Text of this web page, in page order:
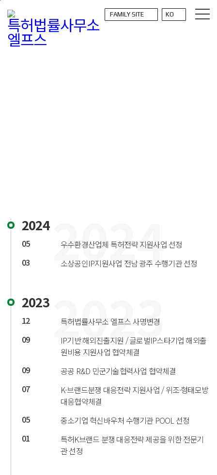
2024
2024
05
우수환경산업체 특허전략 지원사업 선정
03
소상공인IP지원사업 전남 광주 수행기관 선정
2023
2023
12
특허법률사무소 엘프스 사명변경
09
IP기반 해외진출지원 / 글로벌IP스타기업 해외출
원비용 지원사업 협약체결
09
공공 R&D 민군기술협력사업 협약체결
07
K-브랜드분쟁 대응전략 지원사업 / 위조·형태모방
대응협약체결
05
중소기업 혁신바우처 수행기관 POOL 선정
01
특허K브랜드 분쟁 대응전략 제공을 위한 전문기
관 선정